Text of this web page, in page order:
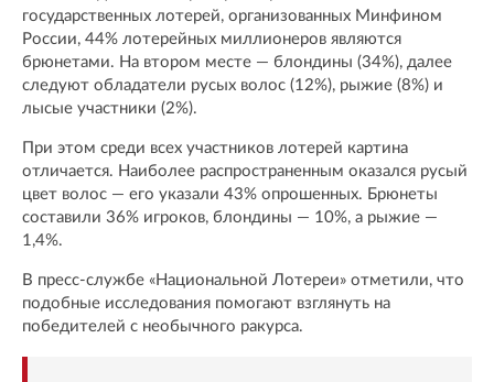
государственных лотерей, организованных Минфином
России, 44% лотерейных миллионеров являются
брюнетами. На втором месте — блондины (34%), далее
следуют обладатели русых волос (12%), рыжие (8%) и
лысые участники (2%).
При этом среди всех участников лотерей картина
отличается. Наиболее распространенным оказался русый
цвет волос — его указали 43% опрошенных. Брюнеты
составили 36% игроков, блондины — 10%, а рыжие —
1,4%.
В пресс-службе «Национальной Лотереи» отметили, что
подобные исследования помогают взглянуть на
победителей с необычного ракурса.